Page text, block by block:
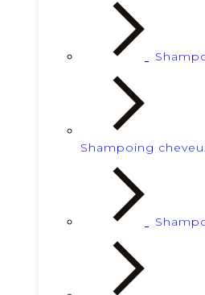
Shampoing